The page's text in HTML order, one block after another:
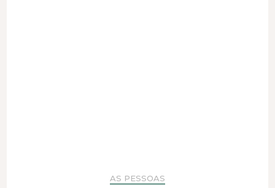
AS PESSOAS